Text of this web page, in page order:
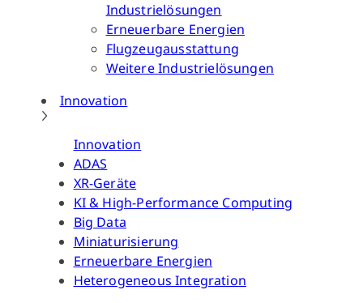
Industrielösungen
Erneuerbare Energien
Flugzeugausstattung
Weitere Industrielösungen
Innovation
Innovation
ADAS
XR-Geräte
KI & High-Performance Computing
Big Data
Miniaturisierung
Erneuerbare Energien
Heterogeneous Integration